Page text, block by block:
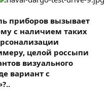
приборов вызывает
с наличием таких
целой россыпи
визуального
вариант с